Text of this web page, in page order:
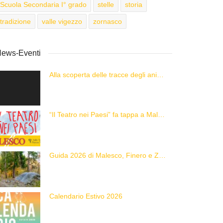
Scuola Secondaria I° grado stelle storia
tradizione valle vigezzo zornasco
Eventi
Calendario Estivo 2026